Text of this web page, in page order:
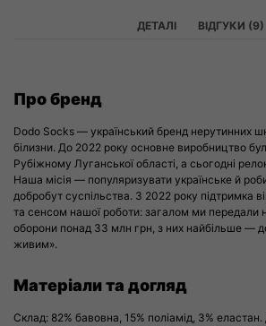
ДЕТАЛІ ВІДГУКИ (9)
Про бренд
Dodo Socks — український бренд нерутинних
білизни. До 2022 року основне виробництво
Рубіжному Луганської області, а сьогодні
Наша місія — популяризувати українське й
добробут суспільства. З 2022 року підтримка
та сенсом нашої роботи: загалом ми передали
оборони понад 33 млн грн, з них найбільше —
живим».
Матеріали та догляд
Склад: 82% бавовна, 15% поліамід, 3% еластан.